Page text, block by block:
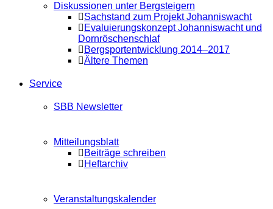
Diskussionen unter Bergsteigern
Sachstand zum Projekt Johanniswacht
Evaluierungskonzept Johanniswacht und
Dornröschenschlaf
Bergsportentwicklung 2014–2017
Ältere Themen
Service
SBB Newsletter
Mitteilungsblatt
Beiträge schreiben
Heftarchiv
Veranstaltungskalender